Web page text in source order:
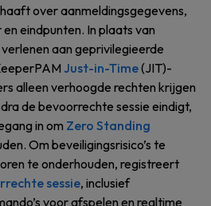
over aanmeldingsgegevens,
eindpunten. In plaats van
aan geprivilegieerde
Just-in-Time(JIT)-
alleen verhoogde rechten krijgen
de bevoorrechte sessie eindigt,
in om Zero Standing
Om beveiligingsrisico’s te
te onderhouden, registreert
sessie, inclusief
voor afspelen en realtime